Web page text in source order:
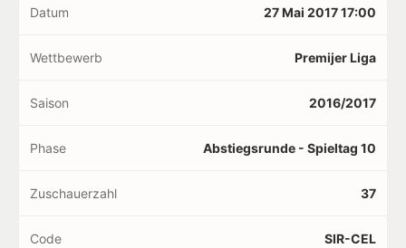
Datum 27 Mai 2017 17:00
Wettbewerb Premijer Liga
Saison 2016/2017
Phase Abstiegsrunde - Spieltag 10
Zuschauerzahl 37
Code SIR-CEL